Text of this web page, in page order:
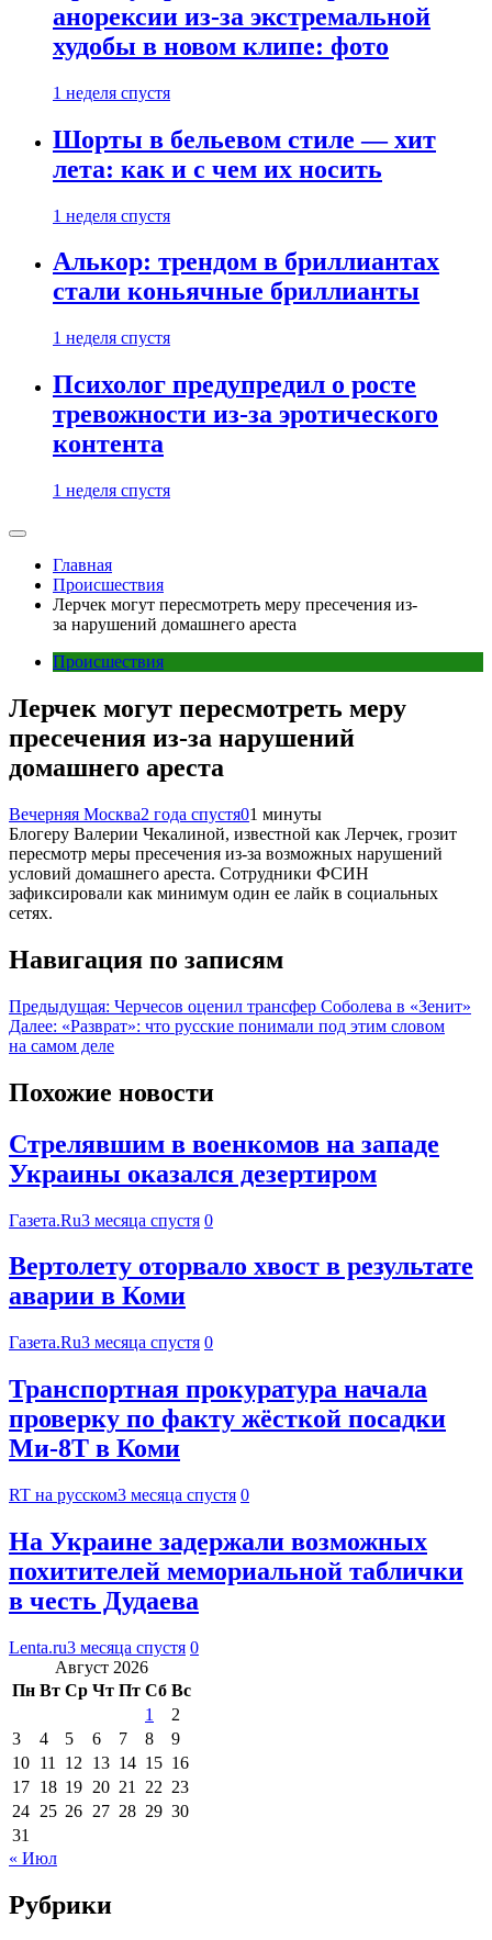
анорексии из-за экстремальной
худобы в новом клипе: фото
1 неделя спустя
Шорты в бельевом стиле — хит
лета: как и с чем их носить
1 неделя спустя
Алькор: трендом в бриллиантах
стали коньячные бриллианты
1 неделя спустя
Психолог предупредил о росте
тревожности из-за эротического
контента
1 неделя спустя
Главная
Происшествия
Лерчек могут пересмотреть меру пресечения из-
за нарушений домашнего ареста
Происшествия
Лерчек могут пересмотреть меру
пресечения из-за нарушений
домашнего ареста
Вечерняя Москва2 года спустя01 минуты
Блогеру Валерии Чекалиной, известной как Лерчек, грозит
пересмотр меры пресечения из-за возможных нарушений
условий домашнего ареста. Сотрудники ФСИН
зафиксировали как минимум один ее лайк в социальных
сетях.
Навигация по записям
Предыдущая: Черчесов оценил трансфер Соболева в «Зенит»
Далее: «Разврат»: что русские понимали под этим словом
на самом деле
Похожие новости
Стрелявшим в военкомов на западе
Украины оказался дезертиром
Газета.Ru3 месяца спустя 0
Вертолету оторвало хвост в результате
аварии в Коми
Газета.Ru3 месяца спустя 0
Транспортная прокуратура начала
проверку по факту жёсткой посадки
Ми-8Т в Коми
RT на русском3 месяца спустя 0
На Украине задержали возможных
похитителей мемориальной таблички
в честь Дудаева
Lenta.ru3 месяца спустя 0
Август 2026
Пн Вт Ср Чт Пт Сб Вс
1
2
3
4 5 6 7 8
9
10 11 12 13 14 15 16
17 18 19 20 21 22 23
24 25 26 27 28 29 30
31
« Июл
Рубрики